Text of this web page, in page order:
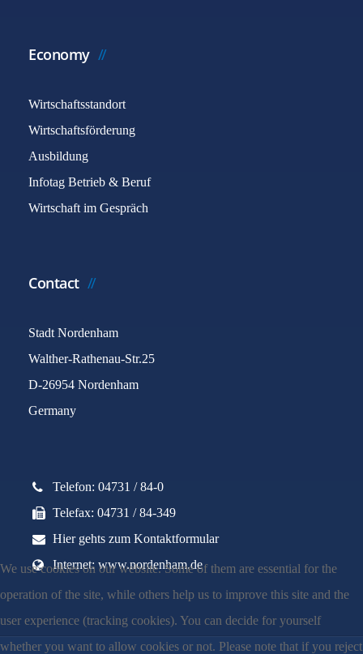
Economy
Wirtschaftsstandort
Wirtschaftsförderung
Ausbildung
Infotag Betrieb & Beruf
Wirtschaft im Gespräch
Contact
Stadt Nordenham
Walther-Rathenau-Str.25
D-26954 Nordenham
Germany
Telefon: 04731 / 84-0
Telefax: 04731 / 84-349
Hier gehts zum Kontaktformular
Internet: www.nordenham.de
We use cookies on our website. Some of them are essential for the
operation of the site, while others help us to improve this site and the
user experience (tracking cookies). You can decide for yourself
whether you want to allow cookies or not. Please note that if you reject